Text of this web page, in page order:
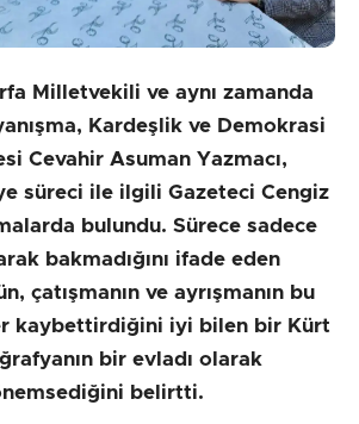
Milletvekili ve aynı zamanda
Kardeşlik ve Demokrasi
Cevahir Asuman Yazmacı,
süreci ile ilgili Gazeteci Cengiz
bulundu. Sürece sadece
bakmadığını ifade eden
çatışmanın ve ayrışmanın bu
kaybettirdiğini iyi bilen bir Kürt
bir evladı olarak
belirtti.